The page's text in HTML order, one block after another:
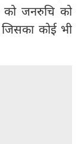
जनरुचि को
कोई भी